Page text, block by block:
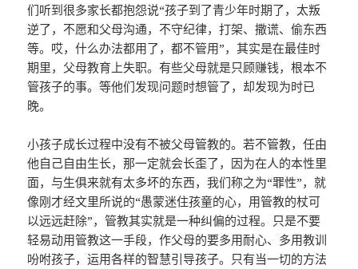
们听到很多家长都抱怨说“孩子到了青少年时期了，太叛
逆了，不愿和父母沟通，不守纪律，打架、撒谎、偷东西
等。哎，什么办法都用了，都不管用”，其实是在最佳时
期里，父母教育上失职。有些父母就是只顾赚钱，根本不
管孩子的事。等他们发现问题时想管了，却发现为时已
晚。
小孩子成长过程中没有不被父母管教的。若不管教，任由
他自己自由生长，那一定就会长歪了，因为在人的本性里
面，与生俱来就有太多坏的东西，我们称之为“罪性”，就
像刚才经文里所说的“愚蒙迷住孩童的心，用管教的杖可
以远远赶除”，管教其实就是一种纠偏的过程。只是不要
轻易动用管教这一手段，作父母的要多用耐心、多用教训
吩咐孩子，运用各样的智慧引导孩子。只有当一切的方法